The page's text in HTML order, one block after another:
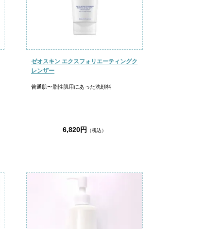
ゼオスキン エクスフォリエーティングク
レンザー
普通肌〜脂性肌用にあった洗顔料
6,820円 （税込）